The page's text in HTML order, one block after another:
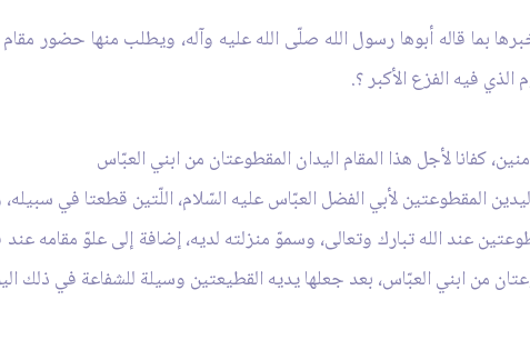
بما قاله أبوها رسول الله صلّى الله عليه وآله، ويطلب منها حضور
فيه الفزع الأكبر ؟.
كفانا لأجل هذا المقام اليدان المقطوعتان من ابني العبّاس
المقطوعتين لأبي الفضل العبّاس عليه السّلام، اللّتين قطعتا في
عند الله تبارك وتعالى، وسموّ منزلته لديه، إضافة إلى علوّ مقامه عند
من ابني العبّاس، بعد جعلها يديه القطيعتين وسيلة للشفاعة في ذلك